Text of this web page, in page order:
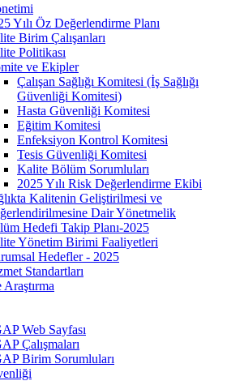
Yılı Öz Değerlendirme Planı
Birim Çalışanları
Politikası
ve Ekipler
Çalışan Sağlığı Komitesi (İş Sağlığı
Güvenliği Komitesi)
Hasta Güvenliği Komitesi
Eğitim Komitesi
Enfeksiyon Kontrol Komitesi
Tesis Güvenliği Komitesi
Kalite Bölüm Sorumluları
2025 Yılı Risk Değerlendirme Ekibi
Kalitenin Geliştirilmesi ve
Dair Yönetmelik
Hedefi Takip Planı-2025
Yönetim Birimi Faaliyetleri
Hedefler - 2025
Standartları
Web Sayfası
Çalışmaları
Birim Sorumluları